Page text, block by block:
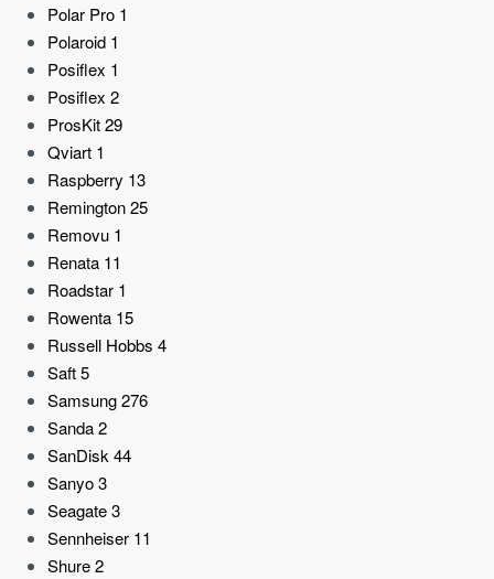
Polar Pro 1
Polaroid 1
Posiflex 1
Posiflex 2
ProsKit29
Qviart 1
Raspberry 13
Remington25
Removu 1
Renata 11
Roadstar 1
Rowenta 15
Russell Hobbs 4
Saft5
Samsung276
Sanda2
SanDisk44
Sanyo3
Seagate3
Sennheiser 11
Shure2